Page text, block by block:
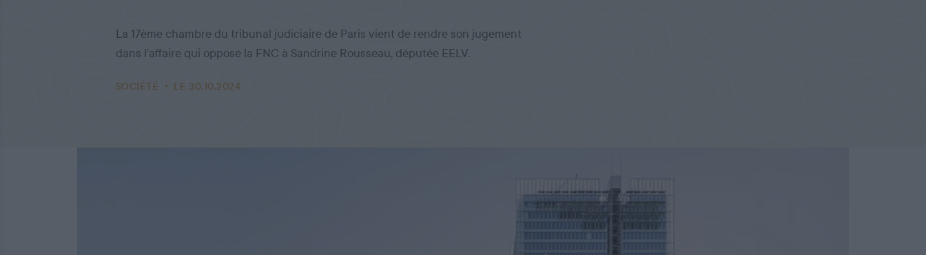
La 17ème chambre du tribunal judiciaire de Paris vient de rendre son jugement
dans l’affaire qui oppose la FNC à Sandrine Rousseau, députée EELV.
SOCIÉTÉ LE 30.10.2024